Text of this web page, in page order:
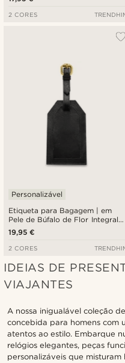
2 CORES
Etiqueta para Bagagem | em
Pele de Búfalo de Flor Integral
Preto
Personalizável
19,95 €
2 CORES
IDEIAS DE
VIAJANTES
A nossa inigualável coleção
concebida para homens com
atentos ao estilo. Embarque
relógios elegantes, peças
personalizáveis que